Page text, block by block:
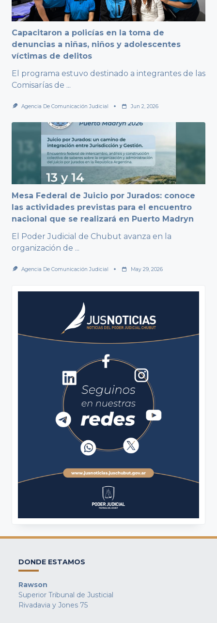
Capacitaron a policías en la toma de
denuncias a niñas, niños y adolescentes
víctimas de delitos
El programa estuvo destinado a integrantes de las
Comisarías de ...
Agencia De Comunicación Judicial Jun 2, 2026
Mesa Federal de Juicio por Jurados: conoce
las actividades previstas para el encuentro
nacional que se realizará en Puerto Madryn
El Poder Judicial de Chubut avanza en la
organización de ...
Agencia De Comunicación Judicial May 29, 2026
DONDE ESTAMOS
Rawson
Superior Tribunal de Justicial
Rivadavia y Jones 75